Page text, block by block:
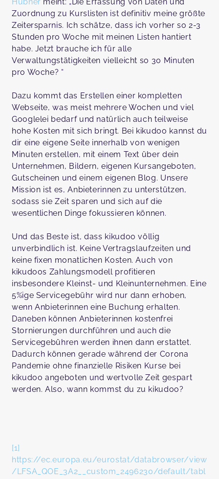
Zuordnung zu Kurslisten ist definitiv meine größte
Zeitersparnis. Ich schätze, dass ich vorher so 2-3
Stunden pro Woche mit meinen Listen hantiert
habe. Jetzt brauche ich für alle
Verwaltungstätigkeiten vielleicht so 30 Minuten
pro Woche? “
Dazu kommt das Erstellen einer kompletten
Webseite, was meist mehrere Wochen und viel
Googlelei bedarf und natürlich auch teilweise
hohe Kosten mit sich bringt. Bei kikudoo kannst du
dir eine eigene Seite innerhalb von wenigen
Minuten erstellen, mit einem Text über dein
Unternehmen, Bildern, eigenen Kursangeboten,
Gutscheinen und einem eigenen Blog. Unsere
Mission ist es, Anbieterinnen zu unterstützen,
sodass sie Zeit sparen und sich auf die
wesentlichen Dinge fokussieren können.
Und das Beste ist, dass kikudoo völlig
unverbindlich ist. Keine Vertragslaufzeiten und
keine fixen monatlichen Kosten. Auch von
kikudoos Zahlungsmodell profitieren
insbesondere Kleinst- und Kleinunternehmen. Eine
5%ige Servicegebühr wird nur dann erhoben,
wenn Anbieterinnen eine Buchung erhalten.
Daneben können Anbieterinnen kostenfrei
Stornierungen durchführen und auch die
Servicegebühren werden ihnen dann erstattet.
Dadurch können gerade während der Corona
Pandemie ohne finanzielle Risiken Kurse bei
kikudoo angeboten und wertvolle Zeit gespart
werden. Also, wann kommst du zu kikudoo?
[1]
https://ec.europa.eu/eurostat/databrowser/view
/LFSA_QOE_3A2__custom_2496230/default/tabl